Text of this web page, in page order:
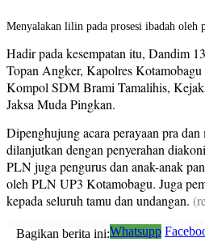
Menyalakan lilin pada prosesi ibadah oleh
Hadir pada kesempatan itu, Dandim
Topan Angker, Kapolres
Kompol SDM Brami Tamalihis,
Jaksa Muda Pingkan.
Dipenghujung acara perayaan pra
dilanjutkan dengan penyerahan
PLN juga pengurus dan anak-anak
oleh PLN UP3 Kotamobagu. Juga
kepada seluruh tamu dan undangan.
Bagikan berita ini:Whatsupp